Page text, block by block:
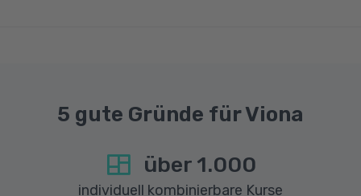
5 gute Gründe für Viona
über 1.000
individuell kombinierbare Kurse